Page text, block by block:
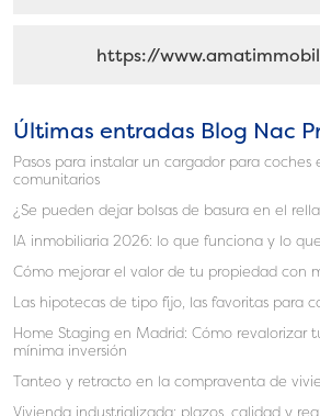
https://
Últimas entradas Blog Nac
Pasos para instalar un cargador para coches
comunitarios
¿Se pueden dejar bolsas de basura en el
IA inmobiliaria 2026: lo que funciona y lo
Cómo mejorar el valor de tu propiedad con
Las hipotecas de tipo fijo, las favoritas para
Home Staging en Madrid: Cómo revalorizar
mínima inversión
Tanteo y retracto en la compraventa de
Vivienda industrializada: plazos, calidad y